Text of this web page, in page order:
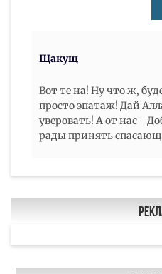
Щакущ
Вот те на! Ну что ж,
просто эпатаж! Дай
уверовать! А от нас -
рады принять